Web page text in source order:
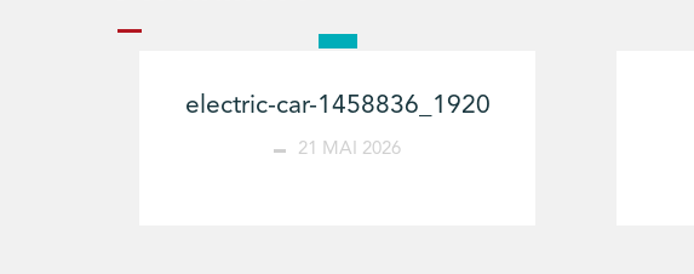
electric-car-1458836_1920
21 MAI 2026